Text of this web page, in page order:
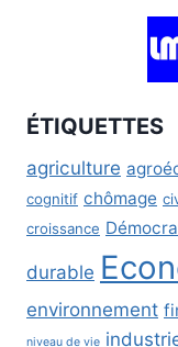
ÉTIQUETTES
agriculture
cognitif chômage
croissance
durable
environnement
niveau de vie